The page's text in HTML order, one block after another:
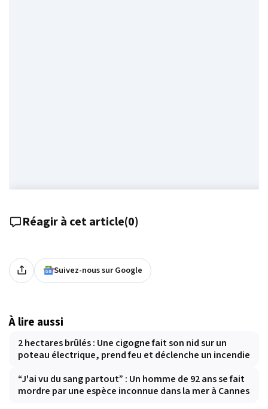
Réagir à cet article(0)
Suivez-nous sur Google
À lire aussi
2 hectares brûlés : Une cigogne fait son nid sur un
poteau électrique, prend feu et déclenche un incendie
“J'ai vu du sang partout” : Un homme de 92 ans se fait
mordre par une espèce inconnue dans la mer à Cannes